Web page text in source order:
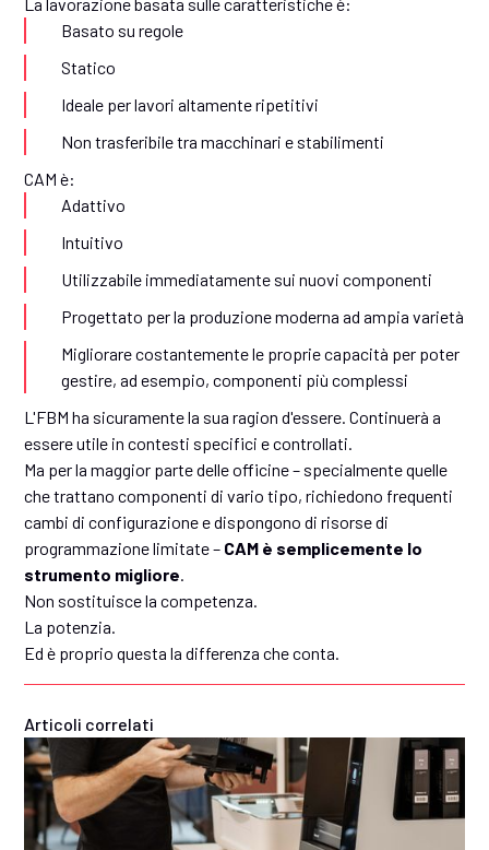
Basato su regole
Statico
Ideale per lavori altamente ripetitivi
Non trasferibile tra macchinari e stabilimenti
CAM è:
Adattivo
Intuitivo
Utilizzabile immediatamente sui nuovi componenti
Progettato per la produzione moderna ad ampia varietà
Migliorare costantemente le proprie capacità per poter
gestire, ad esempio, componenti più complessi
L'FBM ha sicuramente la sua ragion d'essere. Continuerà a
essere utile in contesti specifici e controllati.
Ma per la maggior parte delle officine – specialmente quelle
che trattano componenti di vario tipo, richiedono frequenti
cambi di configurazione e dispongono di risorse di
programmazione limitate – CAM è semplicemente lo
strumento migliore.
Non sostituisce la competenza.
La potenzia.
Ed è proprio questa la differenza che conta.
Articoli correlati